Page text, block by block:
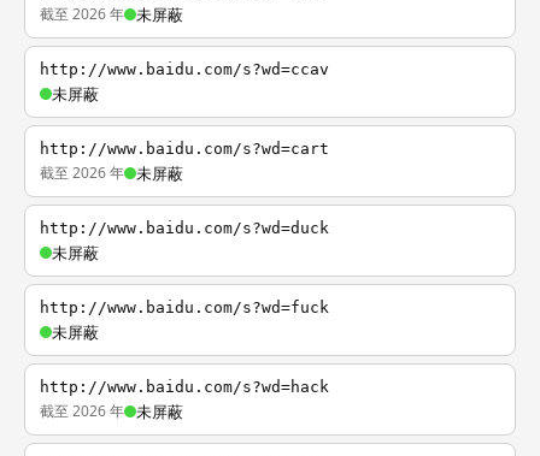
截至 2026 年 未屏蔽
http://www.baidu.com/s?wd=ccav
未屏蔽
http://www.baidu.com/s?wd=cart
截至 2026 年 未屏蔽
http://www.baidu.com/s?wd=duck
未屏蔽
http://www.baidu.com/s?wd=fuck
未屏蔽
http://www.baidu.com/s?wd=hack
截至 2026 年 未屏蔽